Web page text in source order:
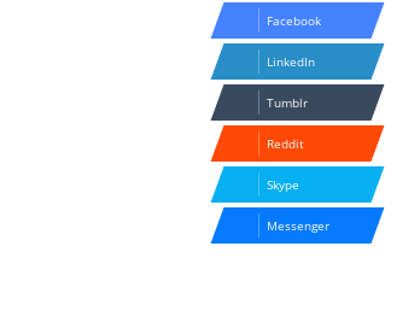
Facebook
LinkedIn
Tumblr
Reddit
Skype
Messenger